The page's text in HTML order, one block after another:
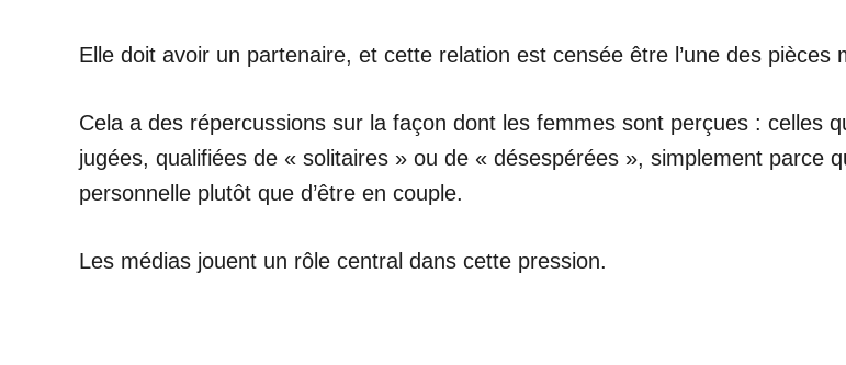
Elle doit avoir un partenaire, et cette relation est censée être l’une des pièces
Cela a des répercussions sur la façon dont les femmes sont perçues : celles
jugées, qualifiées de « solitaires » ou de « désespérées », simplement parce
personnelle plutôt que d’être en couple.
Les médias jouent un rôle central dans cette pression.